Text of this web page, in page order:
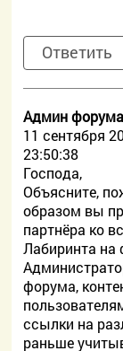
Ответить
Админ форума
11 сентября
23:50:38
Господа,
Объясните,
образом вы
партнёра ко
Лабиринта на
форума,
ссылки на
раньше